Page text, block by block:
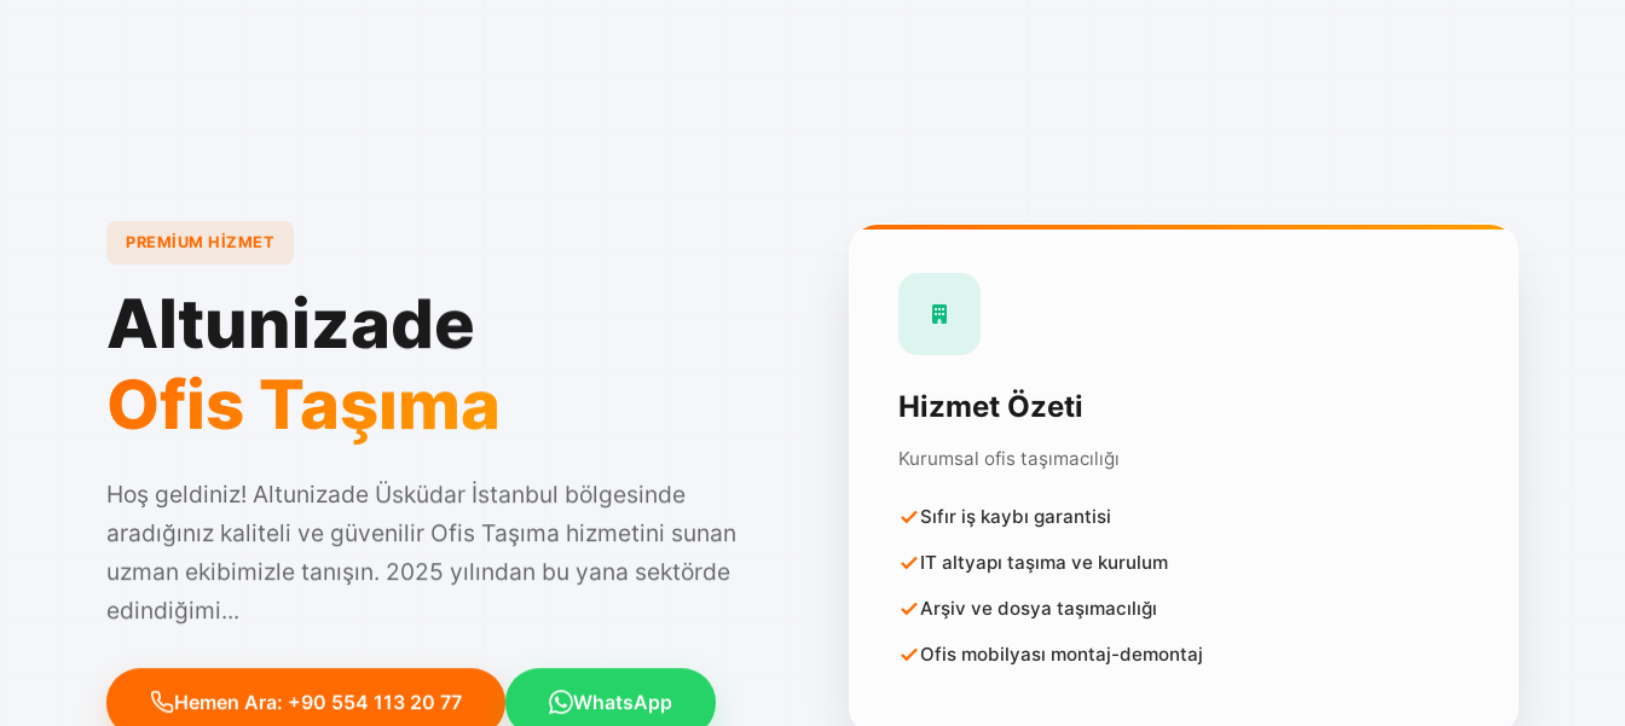
PREMIUM HIZMET
Altunizade
Ofis Taşıma
Hoş geldiniz! Altunizade Üsküdar İstanbul bölgesinde
aradığınız kaliteli ve güvenilir Ofis Taşıma hizmetini sunan
uzman ekibimizle tanışın. 2025 yılından bu yana sektörde
edindiğimi...
Hemen Ara: +90 554 113 20 77 WhatsApp
Hizmet Özeti
Kurumsal ofis taşımacılığı
Sıfır iş kaybı garantisi
IT altyapı taşıma ve kurulum
Arşiv ve dosya taşımacılığı
Ofis mobilyası montaj-demontaj